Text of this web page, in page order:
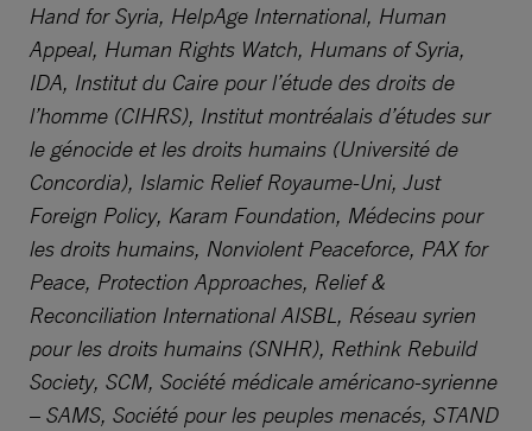
Hand for Syria, HelpAge International, Human
Appeal, Human Rights Watch, Humans of Syria,
IDA, Institut du Caire pour l’étude des droits de
l’homme (CIHRS), Institut montréalais d’études sur
le génocide et les droits humains (Université de
Concordia), Islamic Relief Royaume-Uni, Just
Foreign Policy, Karam Foundation, Médecins pour
les droits humains, Nonviolent Peaceforce, PAX for
Peace, Protection Approaches, Relief &
Reconciliation International AISBL, Réseau syrien
pour les droits humains (SNHR), Rethink Rebuild
Society, SCM, Société médicale américano-syrienne
– SAMS, Société pour les peuples menacés, STAND